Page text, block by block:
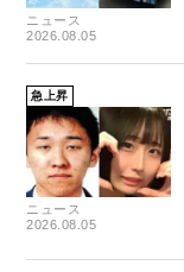
ニュース
2026.08.05
急上昇
ニュース
2026.08.05